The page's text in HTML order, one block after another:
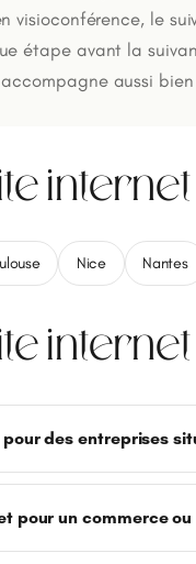
visioconférence, le
étape avant la
aussi
Nice Nantes
des entreprises
pour un commerce ou